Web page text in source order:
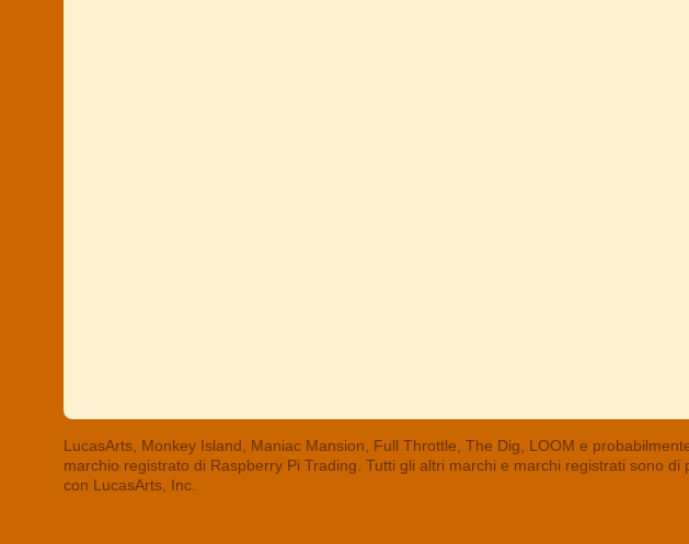
LucasArts, Monkey Island, Maniac Mansion, Full Throttle, The Dig, LOOM e
marchio registrato di Raspberry Pi Trading. Tutti gli altri marchi e marchi registrati sono
con LucasArts, Inc.